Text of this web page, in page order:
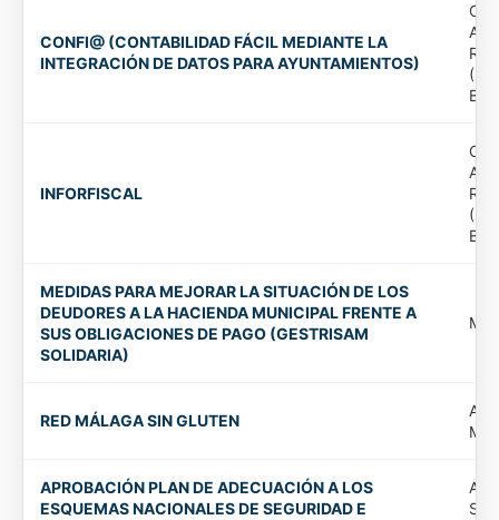
CONFI@ (CONTABILIDAD FÁCIL MEDIANTE LA
INTEGRACIÓN DE DATOS PARA AYUNTAMIENTOS)
INFORFISCAL
MEDIDAS PARA MEJORAR LA SITUACIÓN DE LOS
DEUDORES A LA HACIENDA MUNICIPAL FRENTE A
SUS OBLIGACIONES DE PAGO (GESTRISAM
SOLIDARIA)
RED MÁLAGA SIN GLUTEN
APROBACIÓN PLAN DE ADECUACIÓN A LOS
ESQUEMAS NACIONALES DE SEGURIDAD E